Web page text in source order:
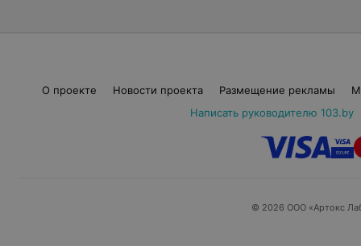
О проекте Новости проекта Размещение рекламы
Написать руководителю 103.by
© 2026 ООО «Артокс